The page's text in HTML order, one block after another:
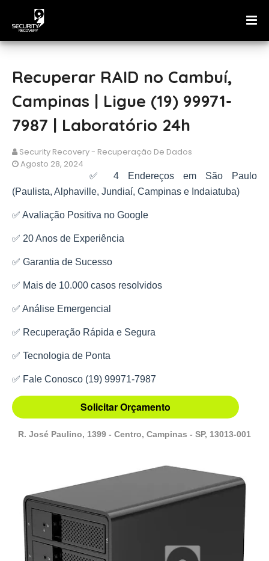
Recuperar RAID no Cambuí,
Campinas | Ligue (19) 99971-
7987 | Laboratório 24h
Security Recovery - Recuperação De Dados
Agosto 28, 2024
✅ 4 Endereços em São Paulo
(Paulista, Alphaville, Jundiaí, Campinas e Indaiatuba)
✅ Avaliação Positiva no Google
✅ 20 Anos de Experiência
✅ Garantia de Sucesso
✅ Mais de 10.000 casos resolvidos
✅ Análise Emergencial
✅ Recuperação Rápida e Segura
✅ Tecnologia de Ponta
✅ Fale Conosco (19) 99971-7987
Solicitar Orçamento
R. José Paulino, 1399 - Centro, Campinas - SP, 13013-001